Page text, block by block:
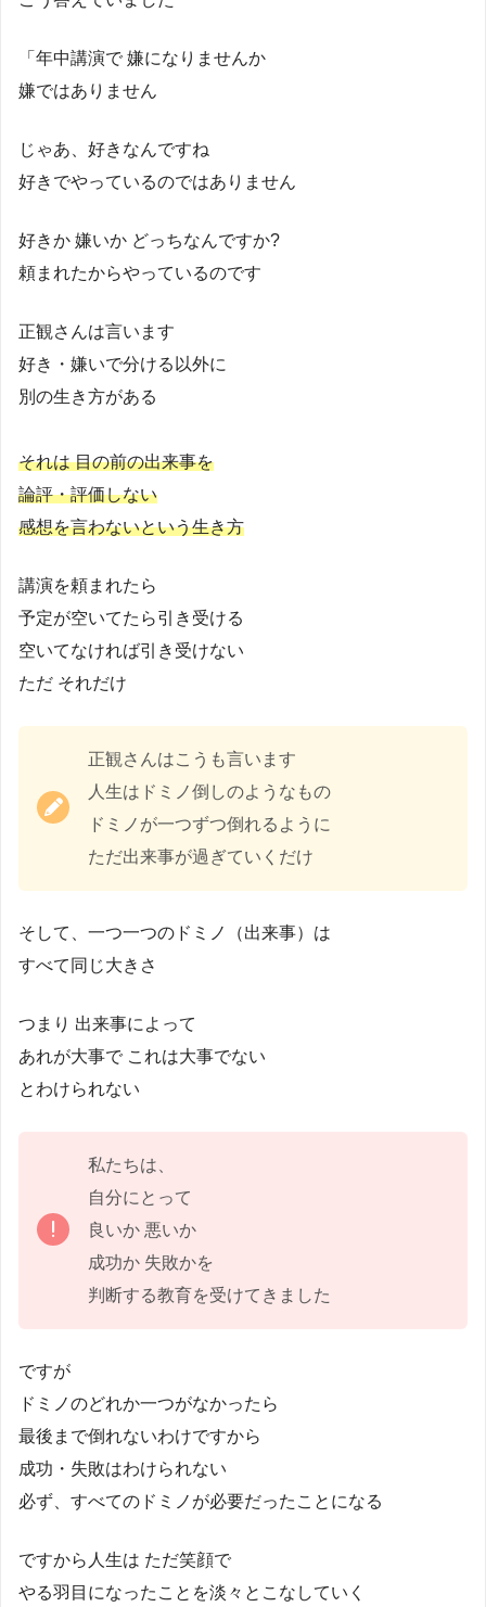
「年中講演で 嫌になりませんか
嫌ではありません
じゃあ、好きなんですね
好きでやっているのではありません
好きか 嫌いか どっちなんですか?
頼まれたからやっているのです
正観さんは言います
好き・嫌いで分ける以外に
別の生き方がある
それは 目の前の出来事を
論評・評価しない
感想を言わないという生き方
講演を頼まれたら
予定が空いてたら引き受ける
空いてなければ引き受けない
ただ それだけ
正観さんはこうも言います
人生はドミノ倒しのようなもの
ドミノが一つずつ倒れるように
ただ出来事が過ぎていくだけ
そして、一つ一つのドミノ（出来事）は
すべて同じ大きさ
つまり 出来事によって
あれが大事で これは大事でない
とわけられない
私たちは、
自分にとって
良いか 悪いか
成功か 失敗かを
判断する教育を受けてきました
ですが
ドミノのどれか一つがなかったら
最後まで倒れないわけですから
成功・失敗はわけられない
必ず、すべてのドミノが必要だったことになる
ですから人生は ただ笑顔で
やる羽目になったことを淡々とこなしていく